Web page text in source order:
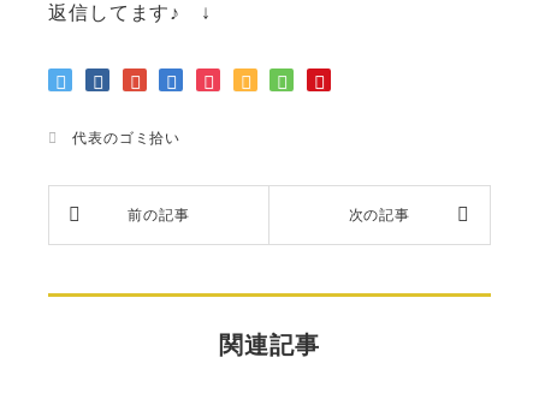
返信してます♪ ↓
代表のゴミ拾い
関連記事